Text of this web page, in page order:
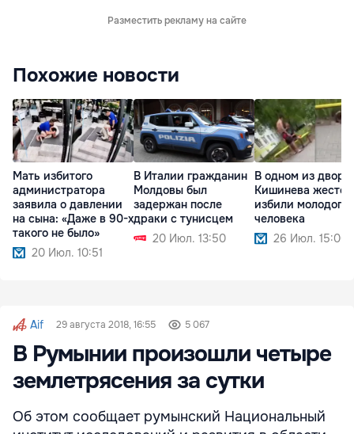
Разместить рекламу на сайте
Похожие новости
Мать избитого
администратора
заявила о давлении
на сына: «Даже в 90-х
такого не было»
20 Июл. 10:51
В Италии гражданин
Молдовы был
задержан после
драки с тунисцем
20 Июл. 13:50
В одном из
Кишинева
избили молодого
человека
26 Июл. 15:00
Aif 29 августа 2018, 16:55 5 067
В Румынии произошли четыре
землетрясения за сутки
Об этом сообщает румынский Национальный